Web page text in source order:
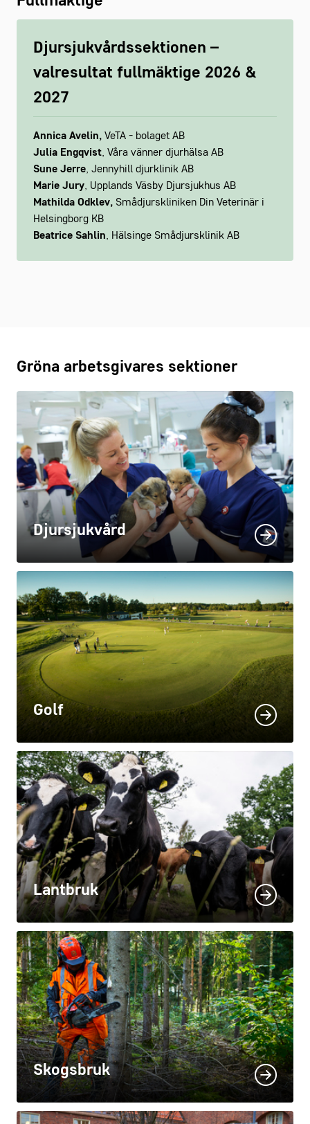
Djursjukvårdssektionen –
valresultat fullmäktige 2026 &
2027
Annica Avelin, VeTA - bolaget AB
Julia Engqvist, Våra vänner djurhälsa AB
Sune Jerre, Jennyhill djurklinik AB
Marie Jury, Upplands Väsby Djursjukhus AB
Mathilda Odklev, Smådjurskliniken Din Veterinär i
Helsingborg KB
Beatrice Sahlin, Hälsinge Smådjursklinik AB
Gröna arbetsgivares sektioner
Djursjukvård
Golf
Lantbruk
Skogsbruk